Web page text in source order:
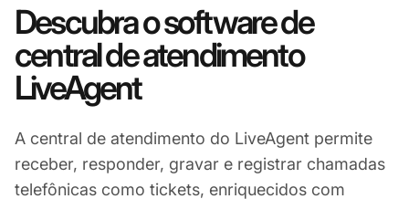
Descubra o software de
central de atendimento
LiveAgent
A central de atendimento do LiveAgent permite
receber, responder, gravar e registrar chamadas
telefônicas como tickets, enriquecidos com